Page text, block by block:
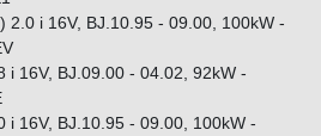
2.0 i 16V, BJ.10.95 - 09.00, 100kW -
i 16V, BJ.09.00 - 04.02, 92kW -
i 16V, BJ.10.95 - 09.00, 100kW -